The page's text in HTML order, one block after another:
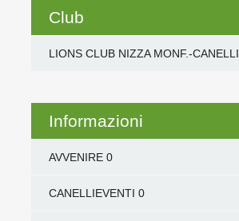
Club
LIONS CLUB NIZZA MONF.-CANELLI
Informazioni
AVVENIRE0
CANELLIEVENTI 0